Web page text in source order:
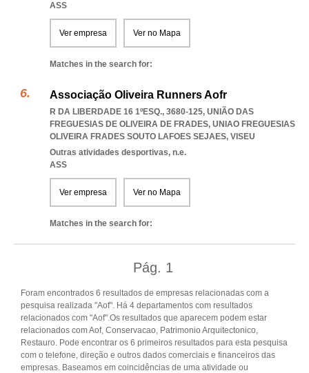
ASS
Ver empresa Ver no Mapa
Matches in the search for:
Associação Oliveira Runners Aofr
R DA LIBERDADE 16 1ºESQ., 3680-125, UNIÃO DAS
FREGUESIAS DE OLIVEIRA DE FRADES, UNIAO FREGUESIAS
OLIVEIRA FRADES SOUTO LAFOES SEJAES, VISEU
Outras atividades desportivas, n.e.
ASS
Ver empresa Ver no Mapa
Matches in the search for:
Pág. 1
Foram encontrados 6 resultados de empresas relacionadas com a
pesquisa realizada "Aof". Há 4 departamentos com resultados
relacionados com "Aof".Os resultados que aparecem podem estar
relacionados com Aof, Conservacao, Patrimonio Arquitectonico,
Restauro. Pode encontrar os 6 primeiros resultados para esta pesquisa
com o telefone, direção e outros dados comerciais e financeiros das
empresas. Baseamos em coincidências de uma atividade ou